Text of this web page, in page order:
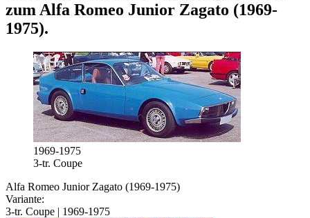
zum Alfa Romeo Junior Zagato (1969-
1975).
1969-1975
3-tr. Coupe
Alfa Romeo Junior Zagato (1969-1975)
Variante:
3-tr. Coupe | 1969-1975